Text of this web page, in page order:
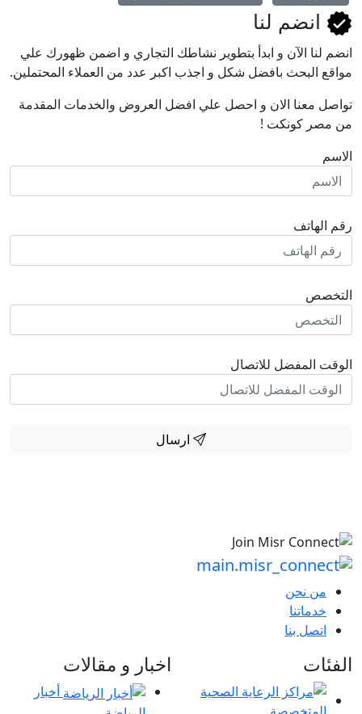
انضم لنا
انضم لنا اﻵن و ابدأ بتطوير نشاطك التجاري و اضمن ظهورك علي
مواقع البحث بافضل شكل و اجذب اكبر عدد من العملاء المحتملين.
تواصل معنا الان و احصل علي افضل العروض والخدمات المقدمة
من مصر كونكت !
الاسم
رقم الهاتف
التخصص
الوقت المفضل للاتصال
ارسال
من نحن
خدماتنا
اتصل بنا
الفئات اخبار و مقالات
أخبار